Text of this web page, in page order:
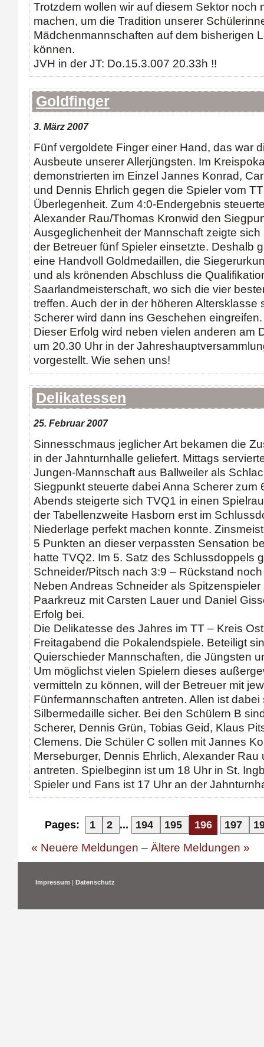
Trotzdem wollen wir auf diesem Sektor noch
machen, um die Tradition unserer
Mädchenmannschaften auf dem bisherigen
können.
JVH in der JT: Do.15.3.007 20.33h !!
Goldfinger
3. März 2007
Fünf vergoldete Finger einer Hand, das war
Ausbeute unserer Allerjüngsten. Im
demonstrierten im Einzel Jannes Konrad,
und Dennis Ehrlich gegen die Spieler vom
Überlegenheit. Zum 4:0-Endergebnis
Alexander Rau/Thomas Kronwid den
Ausgeglichenheit der Mannschaft zeigte
der Betreuer fünf Spieler einsetzte. Deshalb
eine Handvoll Goldmedaillen, die
und als krönenden Abschluss die
Saarlandmeisterschaft, wo sich die vier
treffen. Auch der in der höheren Altersklasse
Scherer wird dann ins Geschehen eingreifen.
Dieser Erfolg wird neben vielen anderen am
um 20.30 Uhr in der
vorgestellt. Wie sehen uns!
Delikatessen
25. Februar 2007
Sinnesschmaus jeglicher Art bekamen die
in der Jahnturnhalle geliefert. Mittags
Jungen-Mannschaft aus Ballweiler als
Siegpunkt steuerte dabei Anna Scherer zum
Abends steigerte sich TVQ1 in einen
der Tabellenzweite Hasborn erst im
Niederlage perfekt machen konnte.
5 Punkten an dieser verpassten Sensation
hatte TVQ2. Im 5. Satz des Schlussdoppels
Schneider/Pitsch nach 3:9 – Rückstand
Neben Andreas Schneider als
Paarkreuz mit Carsten Lauer und Daniel
Erfolg bei.
Die Delikatesse des Jahres im TT – Kreis
Freitagabend die Pokalendspiele. Beteiligt
Quierschieder Mannschaften, die Jüngsten
Um möglichst vielen Spielern dieses
vermitteln zu können, will der Betreuer mit
Fünfermannschaften antreten. Allen ist dabei
Silbermedaille sicher. Bei den Schülern B
Scherer, Dennis Grün, Tobias Geid, Klaus
Clemens. Die Schüler C sollen mit Jannes
Merseburger, Dennis Ehrlich, Alexander
antreten. Spielbeginn ist um 18 Uhr in St.
Spieler und Fans ist 17 Uhr an der
Pages: 1 2 ... 194 195 196 197
« Neuere Meldungen – Ältere Meldungen »
Impressum | Datenschutz